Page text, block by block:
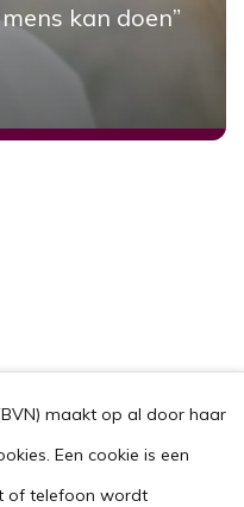
kan doen”
maakt op al door haar
Een cookie is een
of telefoon wordt